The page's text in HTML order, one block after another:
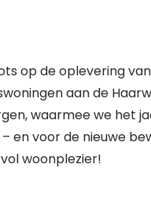
op de oplevering
aan de
waarmee we het
– en voor de nieuwe
vol woonplezier!